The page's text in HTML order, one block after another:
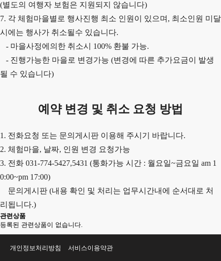
(별도의 여행자 보험은 지원되지 않습니다)
7. 각 체험마을별로 행사진행 최소 인원이 있으며, 최소인원 미달
시에는 행사가 취소될수 있습니다.
- 마을사정에의한 취소시 100% 환불 가능.
- 진행가능한 마을로 변경가능 (변경에 따른 추가요금이 발생
될 수 있습니다)
예약 변경 및 취소 요청 방법
1. 전화요청 또는 문의게시판 이용해 주시기 바랍니다.
2. 체험마을, 날짜, 인원 변경 요청가능
3. 전화 031-774-5427,5431 (통화가능 시간 : 월요일~금요일 am 1
0:00~pm 17:00)
문의게시판 (내용 확인 및 처리는 업무시간내에 순서대로 처
리됩니다.)
관련상품
등록된 관련상품이 없습니다.
개인정보처리방침 서비스이용약관